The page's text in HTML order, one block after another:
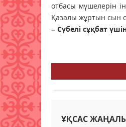
отбасы мүшелерін
Қазалы жұртын сын
– Сүбелі сұқбат
ҰҚСАС